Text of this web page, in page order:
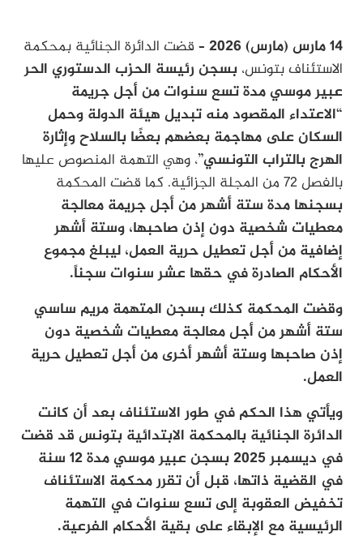
14 مارس (مارس) 2026
– قضت الدائرة الجنائية بمحكمة
الاستئناف بتونس، بسجن رئيسة الحزب الدستوري الحر
عبير موسي مدة تسع سنوات من أجل جريمة
“الاعتداء المقصود منه تبديل هيئة الدولة وحمل
السكان على مهاجمة بعضهم بعضًا بالسلاح وإثارة
الهرج بالتراب التونسي”، وهي التهمة المنصوص عليها
بالفصل 72 من المجلة الجزائية. كما قضت المحكمة
بسجنها مدة ستة أشهر من أجل جريمة معالجة
معطيات شخصية دون إذن صاحبها، وستة أشهر
إضافية من أجل تعطيل حرية العمل، ليبلغ مجموع
الأحكام الصادرة في حقها عشر سنوات سجناً.
وقضت المحكمة كذلك بسجن المتهمة مريم ساسي
ستة أشهر من أجل معالجة معطيات شخصية دون
إذن صاحبها وستة أشهر أخرى من أجل تعطيل حرية
العمل.
ويأتي هذا الحكم في طور الاستئناف بعد أن كانت
الدائرة الجنائية بالمحكمة الابتدائية بتونس قد قضت
في ديسمبر 2025 بسجن عبير موسي مدة 12 سنة
في القضية ذاتها، قبل أن تقرر محكمة الاستئناف
تخفيض العقوبة إلى تسع سنوات في التهمة
الرئيسية مع الإبقاء على بقية الأحكام الفرعية.